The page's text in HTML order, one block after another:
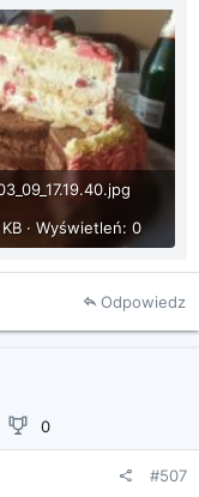
· Wyświetleń: 0
Odpowiedz
0
#507